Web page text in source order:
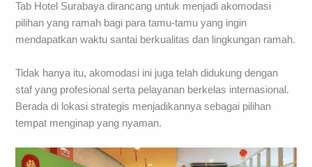
Tab Hotel Surabaya dirancang untuk menjadi akomodasi
pilihan yang ramah bagi para tamu-tamu yang ingin
mendapatkan waktu santai berkualitas dan lingkungan ramah.
Tidak hanya itu, akomodasi ini juga telah didukung dengan
staf yang profesional serta pelayanan berkelas internasional.
Berada di lokasi strategis menjadikannya sebagai pilihan
tempat menginap yang nyaman.